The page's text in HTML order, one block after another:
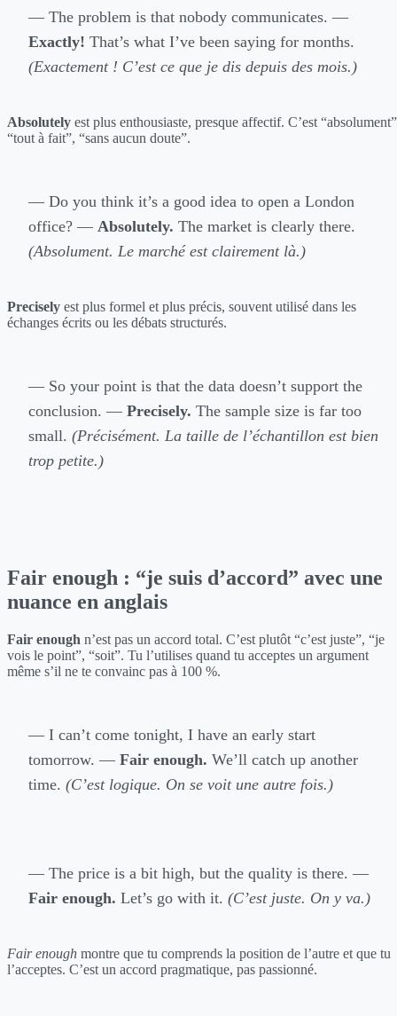
— The problem is that nobody communicates. —
Exactly! That’s what I’ve been saying for months.
(Exactement ! C’est ce que je dis depuis des mois.)
Absolutely est plus enthousiaste, presque affectif. C’est
“tout à fait”, “sans aucun doute”.
— Do you think it’s a good idea to open a London
office? — Absolutely. The market is clearly there.
(Absolument. Le marché est clairement là.)
Precisely est plus formel et plus précis, souvent utilisé dans les
échanges écrits ou les débats structurés.
— So your point is that the data doesn’t support the
conclusion. — Precisely. The sample size is far too
small. (Précisément. La taille de l’échantillon est bien
trop petite.)
Fair enough : “je suis d’accord” avec une
nuance en anglais
Fair enough n’est pas un accord total. C’est plutôt “c’est juste”, “je
vois le point”, “soit”. Tu l’utilises quand tu acceptes un argument
même s’il ne te convainc pas à 100 %.
— I can’t come tonight, I have an early start
tomorrow. — Fair enough. We’ll catch up another
time. (C’est logique. On se voit une autre fois.)
— The price is a bit high, but the quality is there. —
Fair enough. Let’s go with it. (C’est juste. On y va.)
Fair enough montre que tu comprends la position de l’autre et que tu
l’acceptes. C’est un accord pragmatique, pas passionné.